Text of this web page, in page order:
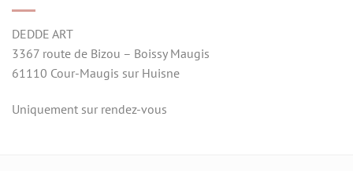
DEDDE ART
3367 route de Bizou – Boissy Maugis
61110 Cour-Maugis sur Huisne
Uniquement sur rendez-vous